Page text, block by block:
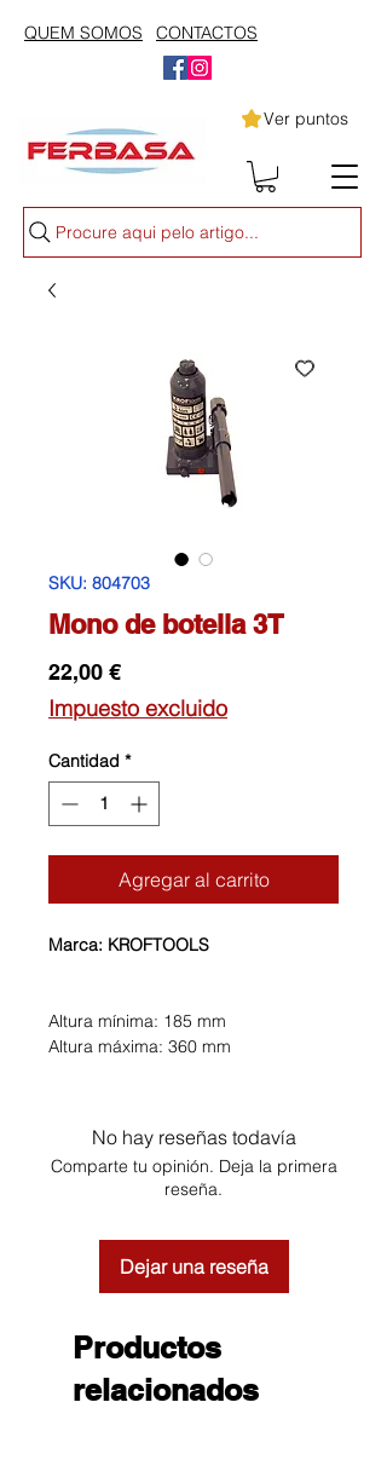
QUEM SOMOS CONTACTOS
Ver puntos
Procure aqui pelo artigo...
SKU: 804703
Mono de botella 3T
22,00 €Precio
Impuesto excluido
Cantidad *
Agregar al carrito
Marca: KROFTOOLS
Altura mínima: 185 mm
Altura máxima: 360 mm
No hay reseñas todavía
Comparte tu opinión. Deja la primera
reseña.
Dejar una reseña
Productos
relacionados